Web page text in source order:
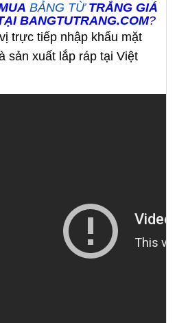
BẢNG TỪ TRẮNG GIÁ
BANGTUTRANG.COM?
trực tiếp nhập khẩu mặt
sản xuất lắp ráp tại Việt